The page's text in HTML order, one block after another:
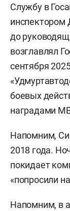
Службу в
инспектором
до
возглавлял
сентября
боевых
наградами
Напомним,
2018 года.
покидает
«попросили
Напомним, в